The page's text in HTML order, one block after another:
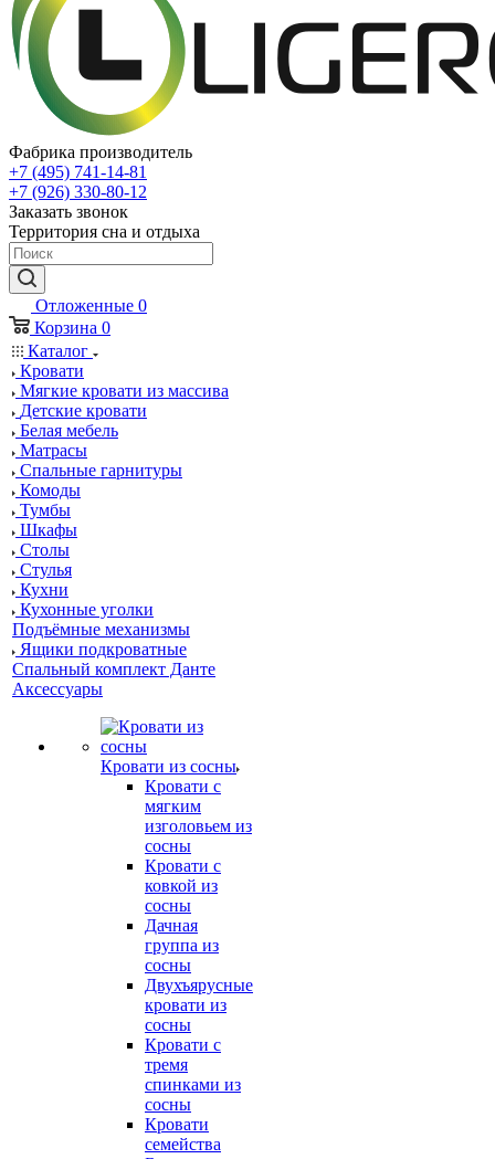
Фабрика производитель
+7 (495) 741-14-81
+7 (926) 330-80-12
Заказать звонок
Территория сна и отдыха
Отложенные 0
Корзина 0
Каталог
Кровати
Мягкие кровати из массива
Детские кровати
Белая мебель
Матрасы
Спальные гарнитуры
Комоды
Тумбы
Шкафы
Столы
Стулья
Кухни
Кухонные уголки
Подъёмные механизмы
Ящики подкроватные
Спальный комплект Данте
Аксессуары
Кровати из сосны
Кровати с
мягким
изголовьем из
сосны
Кровати с
ковкой из
сосны
Дачная
группа из
сосны
Двухъярусные
кровати из
сосны
Кровати с
тремя
спинками из
сосны
Кровати
семейства